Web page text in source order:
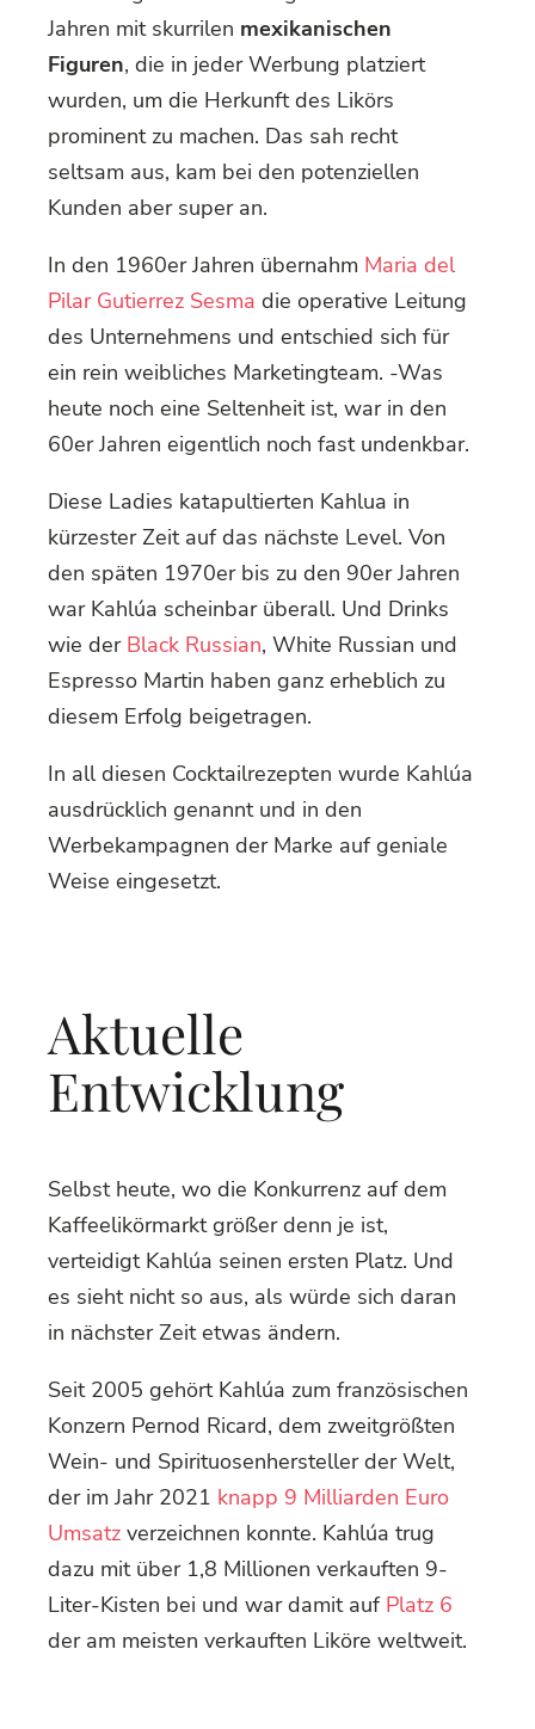
Jahren mit skurrilen mexikanischen
Figuren, die in jeder Werbung platziert
wurden, um die Herkunft des Likörs
prominent zu machen. Das sah recht
seltsam aus, kam bei den potenziellen
Kunden aber super an.
In den 1960er Jahren übernahm Maria del
Pilar Gutierrez Sesma die operative Leitung
des Unternehmens und entschied sich für
ein rein weibliches Marketingteam. -Was
heute noch eine Seltenheit ist, war in den
60er Jahren eigentlich noch fast undenkbar.
Diese Ladies katapultierten Kahlua in
kürzester Zeit auf das nächste Level. Von
den späten 1970er bis zu den 90er Jahren
war Kahlúa scheinbar überall. Und Drinks
wie der Black Russian, White Russian und
Espresso Martin haben ganz erheblich zu
diesem Erfolg beigetragen.
In all diesen Cocktailrezepten wurde Kahlúa
ausdrücklich genannt und in den
Werbekampagnen der Marke auf geniale
Weise eingesetzt.
Aktuelle
Entwicklung
Selbst heute, wo die Konkurrenz auf dem
Kaffeelikörmarkt größer denn je ist,
verteidigt Kahlúa seinen ersten Platz. Und
es sieht nicht so aus, als würde sich daran
in nächster Zeit etwas ändern.
Seit 2005 gehört Kahlúa zum französischen
Konzern Pernod Ricard, dem zweitgrößten
Wein- und Spirituosenhersteller der Welt,
der im Jahr 2021 knapp 9 Milliarden Euro
Umsatz verzeichnen konnte. Kahlúa trug
dazu mit über 1,8 Millionen verkauften 9-
Liter-Kisten bei und war damit auf Platz 6
der am meisten verkauften Liköre weltweit.